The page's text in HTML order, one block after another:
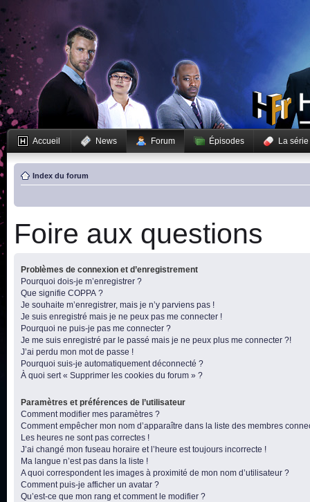
Accueil News Forum Épisodes La série
Index du forum
Foire aux questions
Problèmes de connexion et d’enregistrement
Pourquoi dois-je m’enregistrer ?
Que signifie COPPA ?
Je souhaite m’enregistrer, mais je n’y parviens pas !
Je suis enregistré mais je ne peux pas me connecter !
Pourquoi ne puis-je pas me connecter ?
Je me suis enregistré par le passé mais je ne peux plus me connecter ?!
J’ai perdu mon mot de passe !
Pourquoi suis-je automatiquement déconnecté ?
À quoi sert « Supprimer les cookies du forum » ?
Paramètres et préférences de l’utilisateur
Comment modifier mes paramètres ?
Comment empêcher mon nom d’apparaître dans la liste des membres
Les heures ne sont pas correctes !
J’ai changé mon fuseau horaire et l’heure est toujours incorrecte !
Ma langue n’est pas dans la liste !
A quoi correspondent les images à proximité de mon nom d’utilisateur ?
Comment puis-je afficher un avatar ?
Qu’est-ce que mon rang et comment le modifier ?